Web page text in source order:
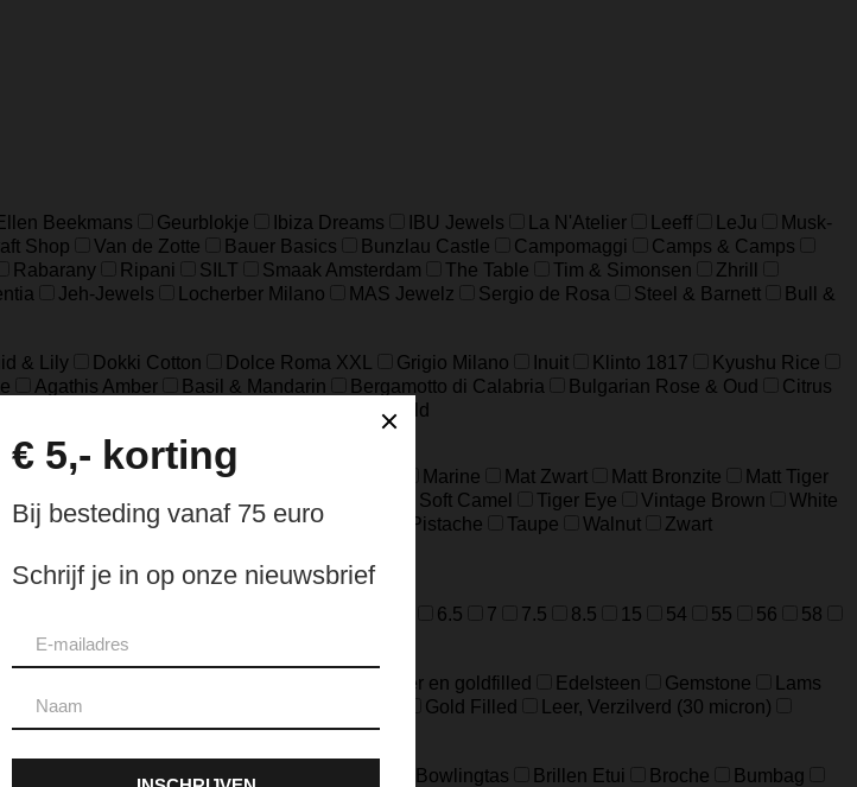
Beekmans Geurblokje Ibiza Dreams IBU Jewels La N'Atelier Leeff LeJu
Musk-
Shop Van de Zotte Bauer Basics Bunzlau Castle Campomaggi
Camps & Camps
Rabarany Ripani SILT Smaak Amsterdam The Table Tim & Simonsen
Zhrill
Jeh-Jewels Locherber Milano MAS Jewelz Sergio de Rosa Steel & Barnett
Bull &
& Lily Dokki Cotton Dolce Roma XXL Grigio Milano Inuit Klinto 1817
Kyushu Rice
Agathis Amber Basil & Mandarin Bergamotto di Calabria Bulgarian Rose & Oud
Citrus
Wild
Grey Licht Grijs Marine Mat Zwart Matt Bronzite
Matt Tiger
Rood Red Rood bloem Jaspis Soft Camel Tiger Eye Vintage Brown
White
Fog Gold Green Groen Olijfgroen Pistache Taupe Walnut
Zwart
6.5 7 7.5 8.5 15 54 55 56
58
925 sterling zilver, geoxideerd zilver en goldfilled Edelsteen Gemstone
Lams
katoen Gold Filled
Leer, Verzilverd (30 micron)
Beanie Bedel Bowlingtas Brillen Etui Broche
Bumbag